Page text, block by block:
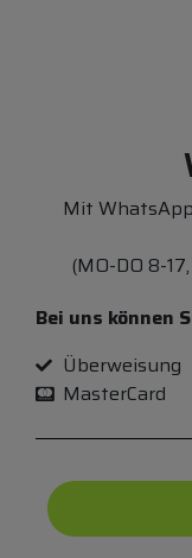
Mit
(MO-DO 8-
Bei uns können
Überweisung
MasterCard